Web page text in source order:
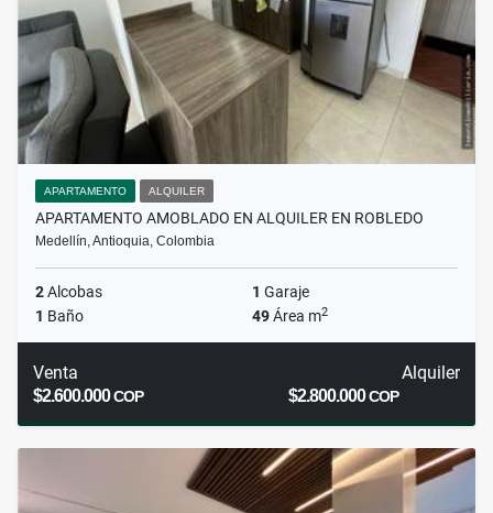
APARTAMENTO ALQUILER
APARTAMENTO AMOBLADO EN ALQUILER EN ROBLEDO
Medellín, Antioquia, Colombia
2Alcobas 1 Garaje
1 Baño 49Área m2
Venta
$2.600.000COP
Alquiler
$2.800.000COP